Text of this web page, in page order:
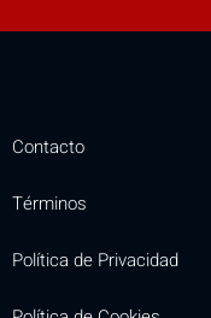
Contacto
Términos
Política de Privacidad